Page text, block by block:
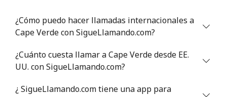
¿Cómo puedo hacer llamadas internacionales a
Cape Verde con SigueLlamando.com?
¿Cuánto cuesta llamar a Cape Verde desde EE.
UU. con SigueLlamando.com?
¿ SigueLlamando.com tiene una app para